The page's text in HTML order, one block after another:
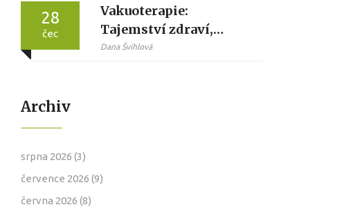
28
čec
Vakuoterapie:
Tajemství zdraví,
vitality a psychické
Dana Švihlová
Archiv
srpna 2026 (3)
července 2026 (9)
června 2026 (8)